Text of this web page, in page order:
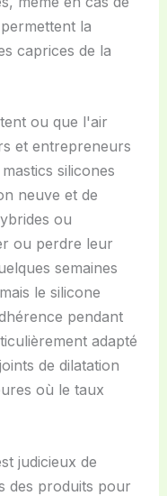
la
caprices de la
ou que l'air
et entrepreneurs
silicones
neuve et de
ou
ou perdre leur
semaines
le silicone
pendant
adapté
de dilatation
où le taux
judicieux de
des produits pour